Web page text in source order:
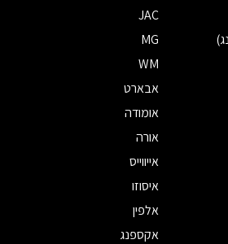
JAC
MG
WM
אבארט
אומודה
אורה
אייווייס
איסוזו
אלפין
אקספנג